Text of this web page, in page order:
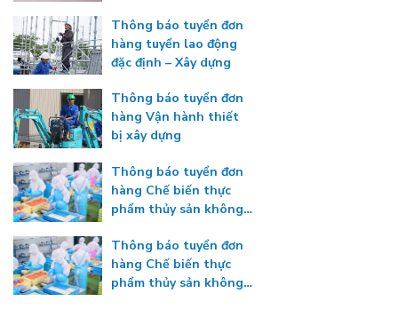
Thông báo tuyển đơn
hàng tuyển lao động
đặc định – Xây dựng
Thông báo tuyển đơn
hàng Vận hành thiết
bị xây dựng
Thông báo tuyển đơn
hàng Chế biến thực
phẩm thủy sản không
Thông báo tuyển đơn
hàng Chế biến thực
phẩm thủy sản không